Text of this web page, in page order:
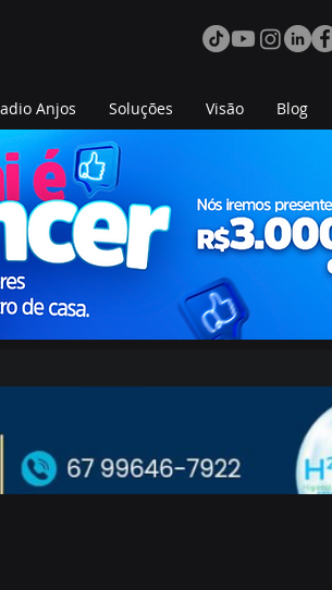
Anjos Soluções Visão Blog